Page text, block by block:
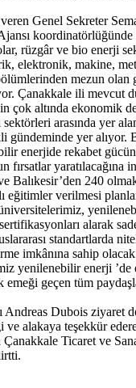
Genel Sekreter
koordinatörlüğünde
rüzgâr ve bio enerji
elektronik, makine,
mezun olan
Çanakkale ili mevcut
çok altında ekonomik
arasında yer
gündeminde yer alıyor.
enerjide rekabet
fırsatlar yaratılacağına
Balıkesir’den 240
eğitimler verilmesi
alarak
standartlarda
imkânına sahip
yenilenebilir enerji
emeği geçen tüm
Andreas Dubois ziyaret
ve alakaya teşekkür
Ticaret ve